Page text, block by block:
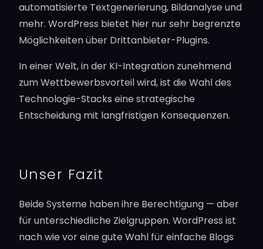
automatisierte Textgenerierung, Bildanalyse und
mehr. WordPress bietet hier nur sehr begrenzte
Möglichkeiten über Drittanbieter-Plugins.
In einer Welt, in der KI-Integration zunehmend
zum Wettbewerbsvorteil wird, ist die Wahl des
Technologie-Stacks eine strategische
Entscheidung mit langfristigen Konsequenzen.
Unser Fazit
Beide Systeme haben ihre Berechtigung — aber
für unterschiedliche Zielgruppen. WordPress ist
nach wie vor eine gute Wahl für einfache Blogs